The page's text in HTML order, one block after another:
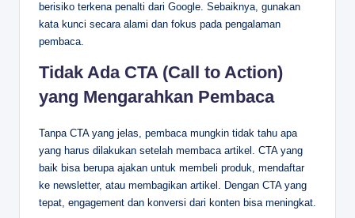
berisiko terkena penalti dari Google. Sebaiknya, gunakan
kata kunci secara alami dan fokus pada pengalaman
pembaca.
Tidak Ada CTA (Call to Action)
yang Mengarahkan Pembaca
Tanpa CTA yang jelas, pembaca mungkin tidak tahu apa
yang harus dilakukan setelah membaca artikel. CTA yang
baik bisa berupa ajakan untuk membeli produk, mendaftar
ke newsletter, atau membagikan artikel. Dengan CTA yang
tepat, engagement dan konversi dari konten bisa meningkat.